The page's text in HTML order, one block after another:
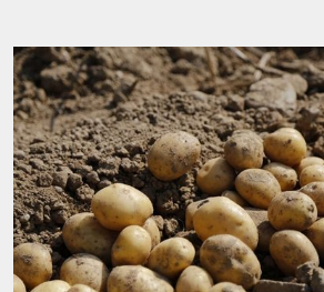
повлияли
на
урожай
2025:
прогноз
НБУ